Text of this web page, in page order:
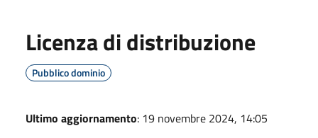
Licenza di distribuzione
Pubblico dominio
Ultimo aggiornamento: 19 novembre 2024, 14:05